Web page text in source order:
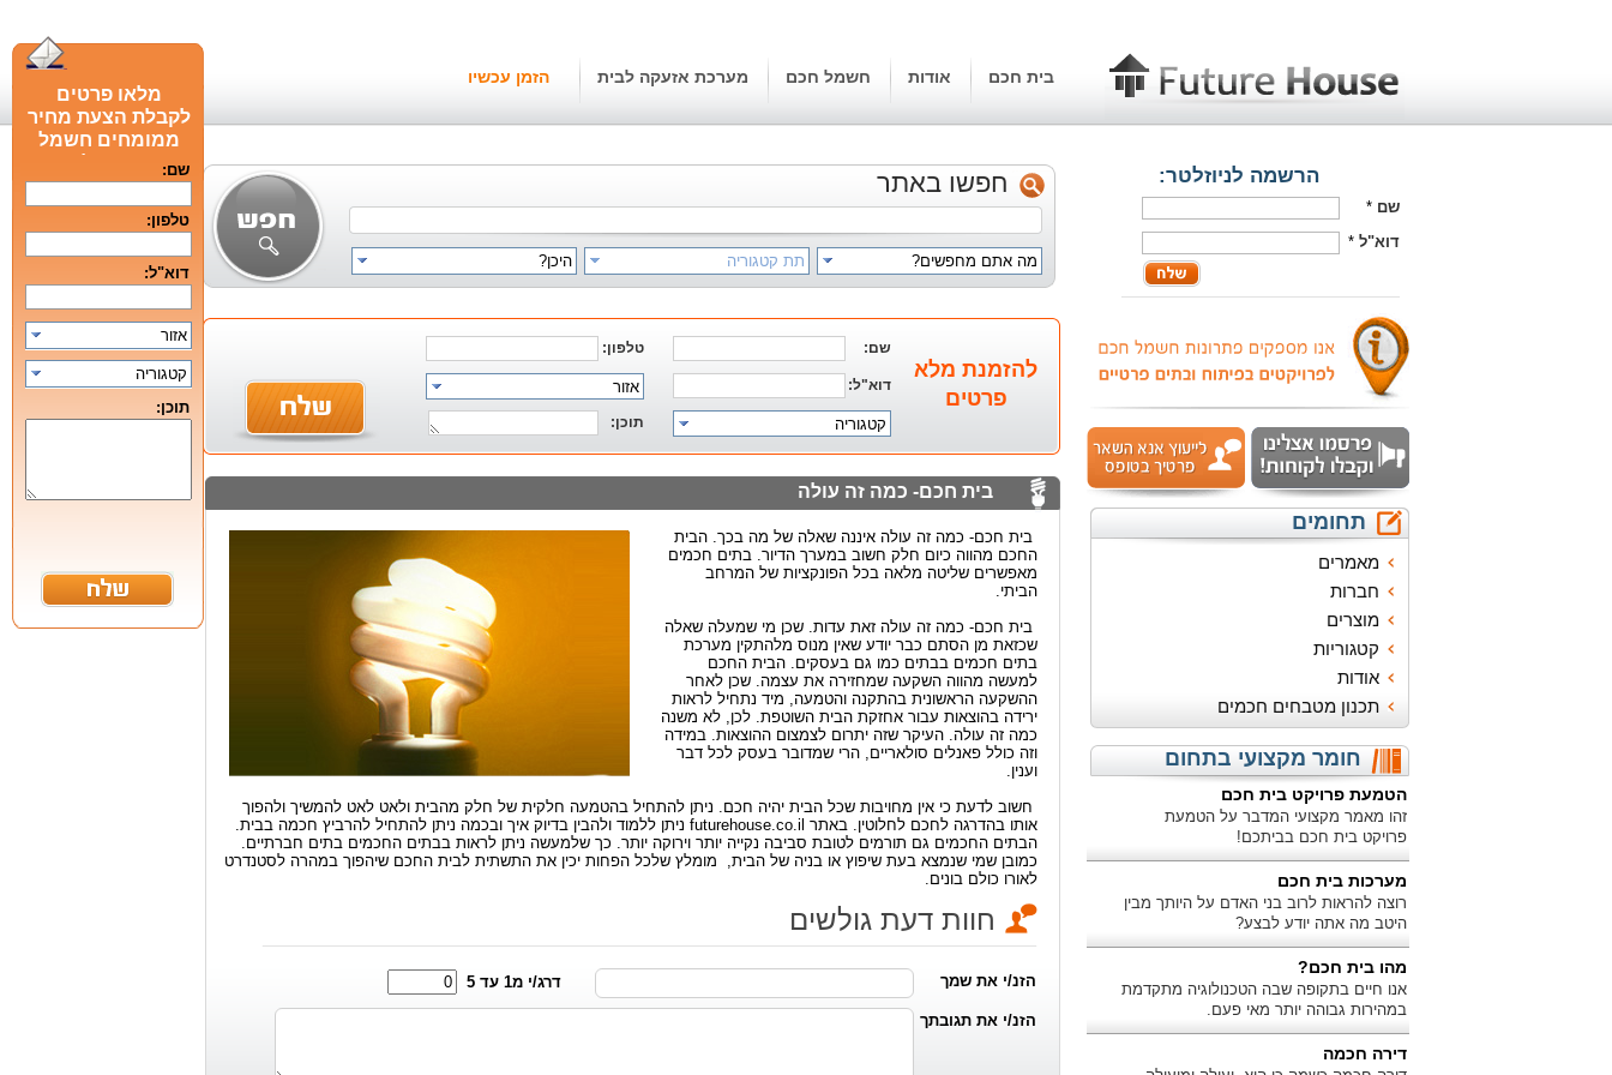
בית חכם אודות חשמל חכם מערכת אזעקה לבית הזמן עכשיו
הרשמה לניוזלטר:
שם *
דוא"ל *
תחומים
מאמרים
חברות
מוצרים
קטגוריות
אודות
תכנון מטבחים חכמים
חומר מקצועי בתחום
הטמעת פרויקט בית חכם
זהו מאמר מקצועי המדבר על הטמעת
פרויקט בית חכם בביתכם!
מערכות בית חכם
רוצה להראות לרוב בני האדם על היותך מבין
היטב מה אתה יודע לבצע?
מהו בית חכם?
אנו חיים בתקופה שבה הטכנולוגיה מתקדמת
במהירות גבוהה יותר מאי פעם.
דירה חכמה
חפשו באתר
מה אתם מחפשים? תת קטגוריה היכן?
להזמנת מלא
פרטים
שם: טלפון:
דוא"ל: אזור
קטגוריה תוכן:
בית חכם- כמה זה עולה
בית חכם- כמה זה עולה איננה שאלה של מה בכך. הבית
החכם מהווה כיום חלק חשוב במערך הדיור. בתים חכמים
מאפשרים שליטה מלאה בכל הפונקציות של המרחב
הביתי.
בית חכם- כמה זה עולה זאת עדות. שכן מי שמעלה שאלה
שכזאת מן הסתם כבר יודע שאין מנוס מלהתקין מערכת
בתים חכמים בבתים כמו גם בעסקים. הבית החכם
למעשה מהווה השקעה שמחזירה את עצמה. שכן לאחר
ההשקעה הראשונית בהתקנה והטמעה, מיד נתחיל לראות
ירידה בהוצאות עבור אחזקת הבית השוטפת. לכן, לא משנה
כמה זה עולה. העיקר שזה יתרום לצמצום ההוצאות. במידה
וזה כולל פאנלים סולאריים, הרי שמדובר בעסק לכל דבר
וענין.
חשוב לדעת כי אין מחויבות שכל הבית יהיה חכם. ניתן להתחיל בהטמעה חלקית של חלק מהבית ולאט לאט להמשיך ולהפוך
אותו בהדרגה לחכם לחלוטין. באתר futurehouse.co.il ניתן ללמוד ולהבין בדיוק איך ובכמה ניתן להתחיל להרביץ חכמה בבית.
הבתים החכמים גם תורמים לטובת סביבה נקייה יותר וירוקה יותר. כך שלמעשה ניתן לראות בבתים החכמים בתים חברתיים.
כמובן שמי שנמצא בעת שיפוץ או בניה של הבית, מומלץ שלכל הפחות יכין את התשתית לבית החכם שיהפוך במהרה לסטנדרט
לאורו כולם בונים.
חוות דעת גולשים
הזנ/י את שמך דרג/י מ1 עד 5
הזנ/י את תגובתך
מלאו פרטים
לקבלת הצעת מחיר
ממומחים חשמל
חכם מומלציםשם:
טלפון:
דוא"ל:
אזור
קטגוריה
תוכן: